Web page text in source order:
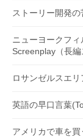
ストーリー開発の
ニューヨークフ
Screenplay（長編
ロサンゼルスエ
英語の早口言葉
アメリカで車を買